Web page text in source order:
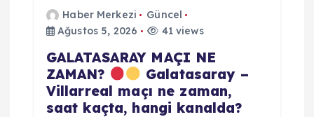
Haber Merkezi
Güncel
Ağustos 5, 2026
41 views
GALATASARAY MAÇI NE
ZAMAN?
Galatasaray –
Villarreal maçı ne zaman,
saat kaçta, hangi kanalda?